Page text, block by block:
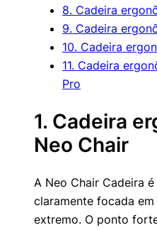
8. Cadeira
9. Cadeira
10. Cadeira
11. Cadeira
Pro
1. Cadeira
Neo Chair
A Neo Chair Cadeira
claramente focada
extremo. O ponto